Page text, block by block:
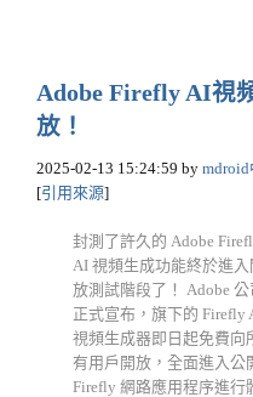
Adobe Firefly AI視
放！
2025-02-13 15:24:59 by mdroid
[引用來源]
封測了許久的 Adobe
AI 視頻生成功能終於進入
放測試階段了！ Adobe 公
正式宣布，旗下的 Firefly
視頻生成器即日起免費向
有用戶開放，全面進入公
Firefly 網路應用程序進行